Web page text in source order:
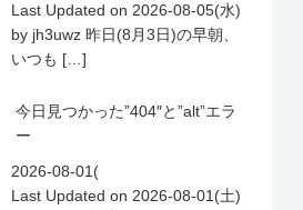
Last Updated on 2026-08-05(水)
by jh3uwz 昨日(8月3日)の早朝、
いつも […]
今日見つかった”404″と”alt”エラ
ー
2026-08-01(
Last Updated on 2026-08-01(土)